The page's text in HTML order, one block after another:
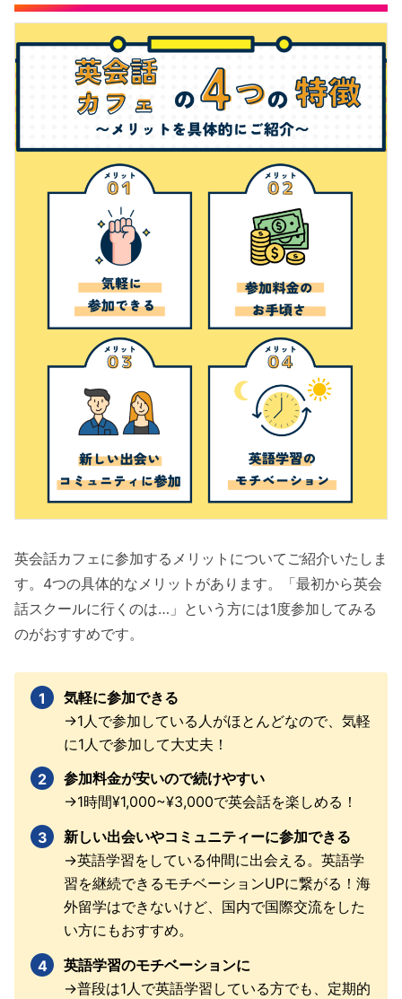
英会話カフェに参加するメリットについてご紹介いたしま
す。4つの具体的なメリットがあります。「最初から英会
話スクールに行くのは…」という方には1度参加してみる
のがおすすめです。
気軽に参加できる
→1人で参加している人がほとんどなので、気軽
に1人で参加して大丈夫！
参加料金が安いので続けやすい
→1時間¥1,000~¥3,000で英会話を楽しめる！
新しい出会いやコミュニティーに参加できる
→英語学習をしている仲間に出会える。英語学
習を継続できるモチベーションUPに繋がる！海
外留学はできないけど、国内で国際交流をした
い方にもおすすめ。
英語学習のモチベーションに
→普段は1人で英語学習している方でも、定期的